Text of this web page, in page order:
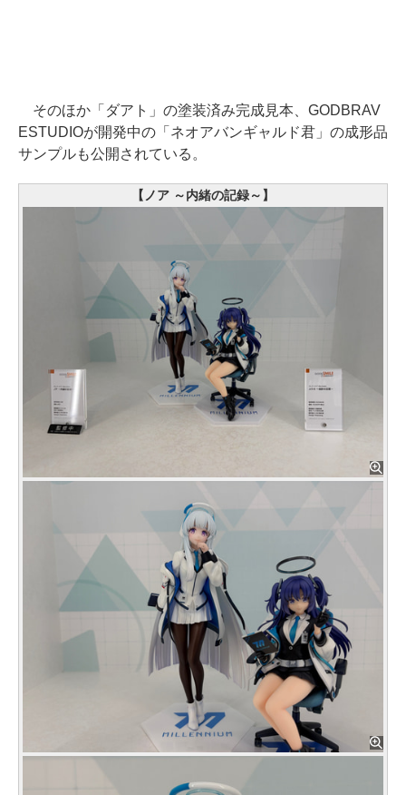
そのほか「ダアト」の塗装済み完成見本、GODBRAV
ESTUDIOが開発中の「ネオアバンギャルド君」の成形品
サンプルも公開されている。
【ノア ～内緒の記録～】